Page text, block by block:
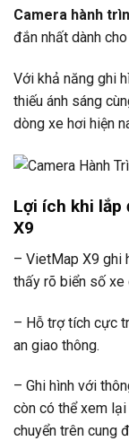
Camera hành
đắn nhất dành
Với khả năng ghi
thiếu ánh sáng
dòng xe hơi hiện
Lợi ích khi
X9
– VietMap X9 ghi
thấy rõ biển số xe
– Hỗ trợ tích cực
an giao thông.
– Ghi hình với
còn có thể xem
chuyển trên cung